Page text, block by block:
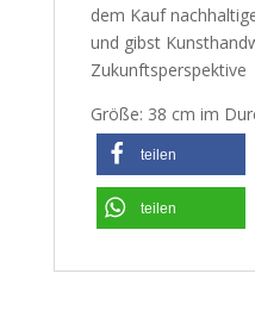
dem Kauf
und gibst
Zukunftsperspektive
Größe: 38 cm im
teilen
teilen